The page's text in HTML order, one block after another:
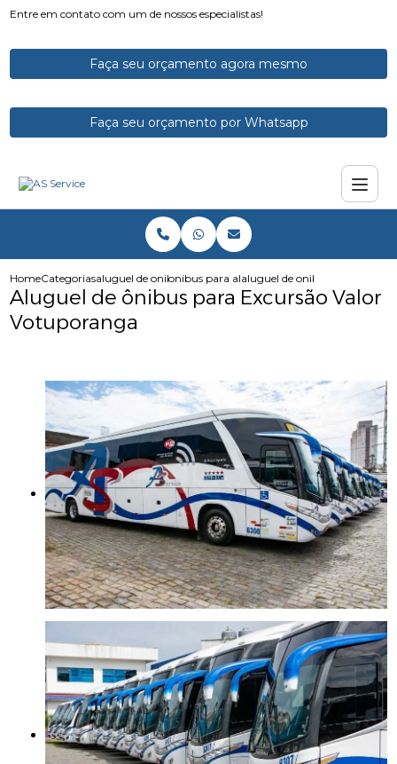
Entre em contato com um de nossos especialistas!
Faça seu orçamento agora mesmo
Faça seu orçamento por Whatsapp
HomeCategoriasaluguel de onibusonibus para alugaraluguel de onibus para
Aluguel de ônibus para Excursão Valor
Votuporanga